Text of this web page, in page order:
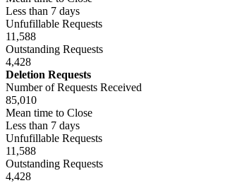
Jeux XR
Lancez des jeux XR sur plusieurs plateformes
Jeux multijoueur
Simplifiez le développement de jeux multijoueurs
Less than 7 days
Unfufillable Requests
11,588
Outstanding Requests
4,428
Deletion Requests
Number of Requests Received
85,010
Mean time to Close
Less than 7 days
Unfufillable Requests
11,588
Outstanding Requests
4,428